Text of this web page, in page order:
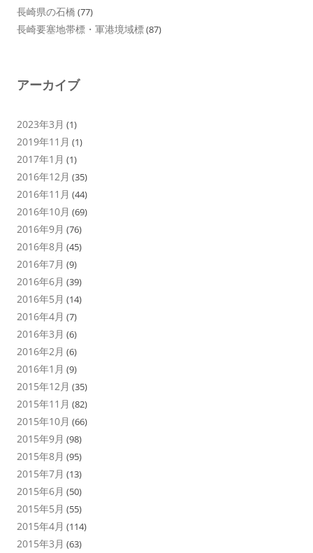
長崎県の石橋 (77)
長崎要塞地帯標・軍港境域標(87)
アーカイブ
2023年3月 (1)
2019年11月 (1)
2017年1月 (1)
2016年12月 (35)
2016年11月 (44)
2016年10月 (69)
2016年9月 (76)
2016年8月 (45)
2016年7月 (9)
2016年6月 (39)
2016年5月 (14)
2016年4月 (7)
2016年3月 (6)
2016年2月 (6)
2016年1月 (9)
2015年12月 (35)
2015年11月 (82)
2015年10月 (66)
2015年9月 (98)
2015年8月 (95)
2015年7月 (13)
2015年6月 (50)
2015年5月 (55)
2015年4月 (114)
2015年3月 (63)